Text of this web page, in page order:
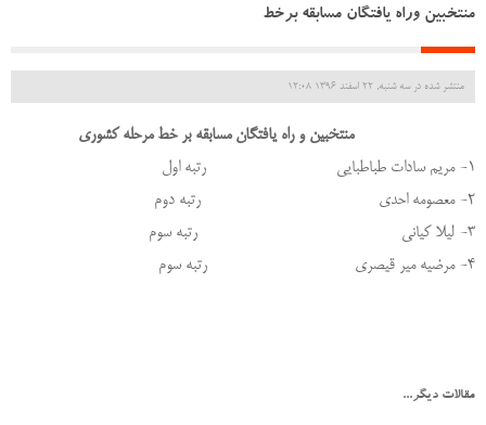
منتخبین وراه یافتگان مسابقه برخط
منتشر شده در سه شنبه, 22 اسفند 1396 12:08
منتخبین و راه یافتگان مسابقه بر خط مرحله کشوری
1- مریم سادات طباطبایی رتبه اول
2- معصومه احدی رتبه دوم
3- لیلا کیانی رتبه سوم
4- مرضیه میر قیصری رتبه سوم
مقالات دیگر...